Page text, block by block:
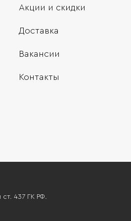
Акции и скидки
Доставка
Вакансии
Контакты
437 ГК РФ.